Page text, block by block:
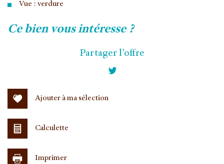
Vue : verdure
la ville de vélizy-villacoublay (78140)
ce bien vous intéresse ?
Partager l'offre
Ajouter à ma sélection
Calculette
Imprimer